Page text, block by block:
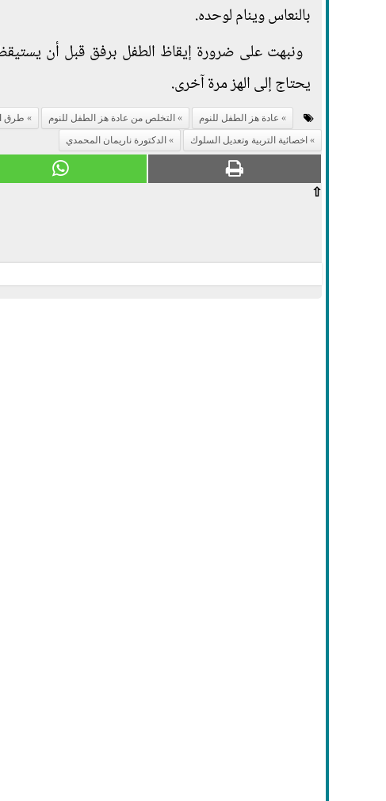
بالنعاس وينام لوحده.
ونبهت على ضرورة إيقاظ الطفل برفق قبل أن
يحتاج إلى الهز مرة آخرى.
عادة هز الطفل للنوم التخلص من عادة هز الطفل للنوم طرق
اخصائية التربية وتعديل السلوك
الدكتورة ناريمان المحمدي
⇧